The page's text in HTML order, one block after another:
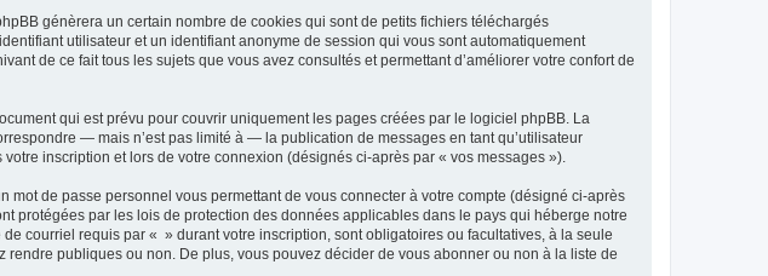
génèrera un certain nombre de cookies qui sont de petits fichiers téléchargés
utilisateur et un identifiant anonyme de session qui vous sont automatiquement
de ce fait tous les sujets que vous avez consultés et permettant d’améliorer votre confort de
qui est prévu pour couvrir uniquement les pages créées par le logiciel phpBB. La
— mais n’est pas limité à — la publication de messages en tant qu’utilisateur
inscription et lors de votre connexion (désignés ci-après par « vos messages »).
de passe personnel vous permettant de vous connecter à votre compte (désigné ci-après
protégées par les lois de protection des données applicables dans le pays qui héberge notre
courriel requis par « » durant votre inscription, sont obligatoires ou facultatives, à la seule
publiques ou non. De plus, vous pouvez décider de vous abonner ou non à la liste de